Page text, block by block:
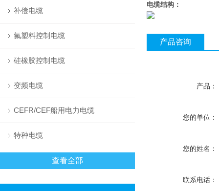
补偿电缆
氟塑料控制电缆
硅橡胶控制电缆
变频电缆
CEFR/CEF船用电力电缆
特种电缆
查看全部
电缆结构：
产品咨询
产品：
您的单位：
您的姓名：
联系电话：